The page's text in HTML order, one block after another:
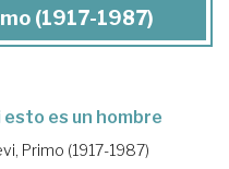
(1917-1987)
esto es un hombre
Primo (1917-1987)